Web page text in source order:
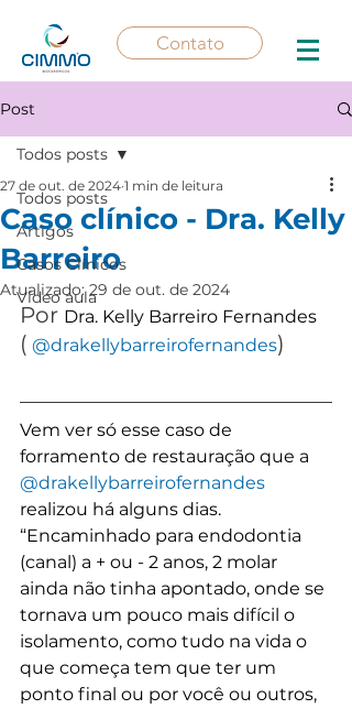
Contato
Post
Todos posts
Artigos
Casos Clínicos
Vídeo aula
Todos posts
Caso clínico - Dra. Kelly
Barreiro
27 de out. de 2024 1 min de leitura
Atualizado:29 de out. de 2024
Por Dra. Kelly Barreiro Fernandes
( @drakellybarreirofernandes)
Vem ver só esse caso de
forramento de restauração que a
@drakellybarreirofernandes
realizou há alguns dias.
“Encaminhado para endodontia
(canal) a + ou - 2 anos, 2 molar
ainda não tinha apontado, onde se
tornava um pouco mais difícil o
isolamento, como tudo na vida o
que começa tem que ter um
ponto final ou por você ou outros,